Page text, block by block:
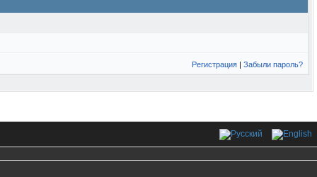
Регистрация | Забыли пароль?